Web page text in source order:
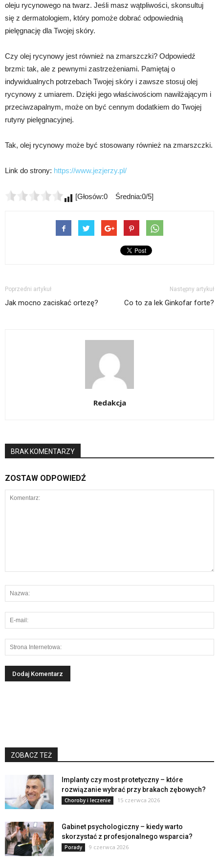
oleju rycynowego na twarz. Jeśli masz wątpliwości, skonsultuj
się z dermatologiem, który pomoże dobrać odpowiednią
pielęgnację dla Twojej skóry.
Czy olej rycynowy jest również na zmarszczki? Odpowiedź
brzmi: tak, ale z pewnymi zastrzeżeniami. Pamiętaj o
indywidualnych potrzebach Twojej skóry i zawsze stosuj olej
rycynowy z umiarem. Dzięki jego właściwościom nawilżającym i
przeciwzapalnym, może on być cennym dodatkiem do Twojej
rutyny pielęgnacyjnej.
Tak, olej rycynowy może być stosowany również na zmarszczki.
Link do strony: https://www.jezjerzy.pl/
[Głosów:0 Średnia:0/5]
Poprzedni artykuł
Jak mocno zaciskać ortezę?
Następny artykuł
Co to za lek Ginkofar forte?
Redakcja
BRAK KOMENTARZY
ZOSTAW ODPOWIEDŹ
ZOBACZ TEŻ
Implanty czy most protetyczny – które
rozwiązanie wybrać przy brakach zębowych?
Choroby i leczenie 15 czerwca 2026
Gabinet psychologiczny – kiedy warto
skorzystać z profesjonalnego wsparcia?
Porady 9 czerwca 2026